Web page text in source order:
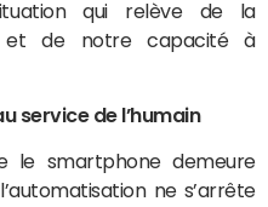
qui relève de la
et de notre capacité à
service de l’humain
le smartphone demeure
ne s’arrête